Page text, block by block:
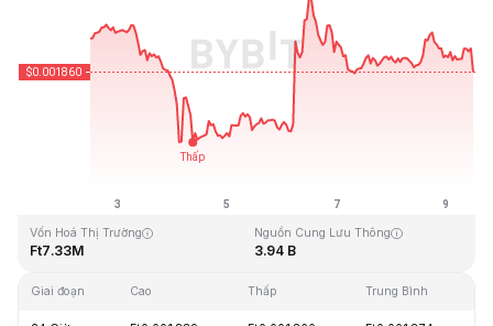
Cập Nhật Lần Cuối: 2026-08-09, 11:52 GMT+0
Vốn Hoá Thị Trường
Ft7.33M
Nguồn Cung Lưu Thông
3.94 B
Giai đoạn Cao Thấp Trung Bình